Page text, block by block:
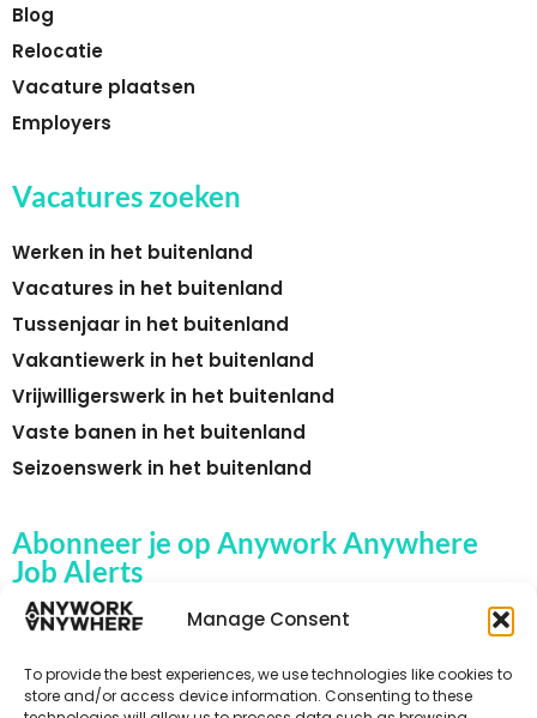
Manage Consent
To provide the best experiences, we use technologies like cookies to
store and/or access device information. Consenting to these
Blog
Relocatie
Vacature plaatsen
Employers
Vacatures zoeken
Werken in het buitenland
Vacatures in het buitenland
Tussenjaar in het buitenland
Vakantiewerk in het buitenland
Vrijwilligerswerk in het buitenland
Vaste banen in het buitenland
Seizoenswerk in het buitenland
Abonneer je op Anywork Anywhere
Job Alerts
🌞 ONTVANG JOB ALERTS